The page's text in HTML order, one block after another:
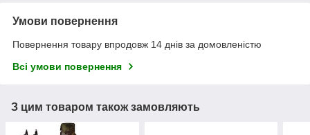
Умови повернення
Повернення товару впродовж 14 днів за домовленістю
Всі умови повернення
З цим товаром також замовляють